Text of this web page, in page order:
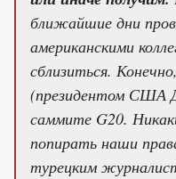
ближайшие дни
американскими
сблизиться.
(президентом США
саммите G20.
попирать наши
турецким